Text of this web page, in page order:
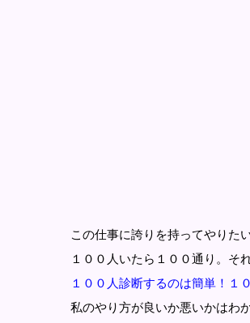
この仕事に誇りを持ってやりた
１００人いたら１００通り。そ
１００人診断するのは簡単！１
私のやり方が良いか悪いかはわ